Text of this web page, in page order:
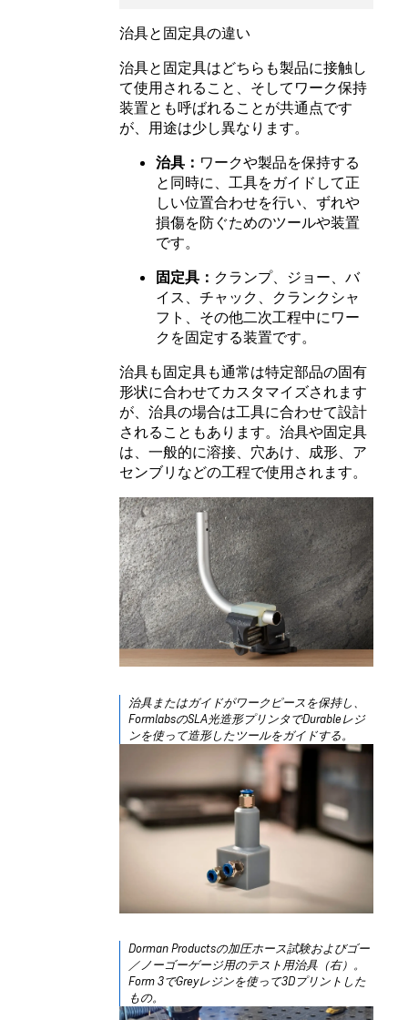
治具と固定具の違い
治具と固定具はどちらも製品に接触し
て使用されること、そしてワーク保持
装置とも呼ばれることが共通点です
が、用途は少し異なります。
治具： ワークや製品を保持する
と同時に、工具をガイドして正
しい位置合わせを行い、ずれや
損傷を防ぐためのツールや装置
です。
固定具： クランプ、ジョー、バ
イス、チャック、クランクシャ
フト、その他二次工程中にワー
クを固定する装置です。
治具も固定具も通常は特定部品の固有
形状に合わせてカスタマイズされます
が、治具の場合は工具に合わせて設計
されることもあります。治具や固定具
は、一般的に溶接、穴あけ、成形、ア
センブリなどの工程で使用されます。
治具またはガイドがワークピースを保持し、
FormlabsのSLA光造形プリンタでDurableレジ
ンを使って造形したツールをガイドする。
Dorman Productsの加圧ホース試験およびゴー
／ノーゴーゲージ用のテスト用治具（右）。
Form 3でGreyレジンを使って3Dプリントした
もの。